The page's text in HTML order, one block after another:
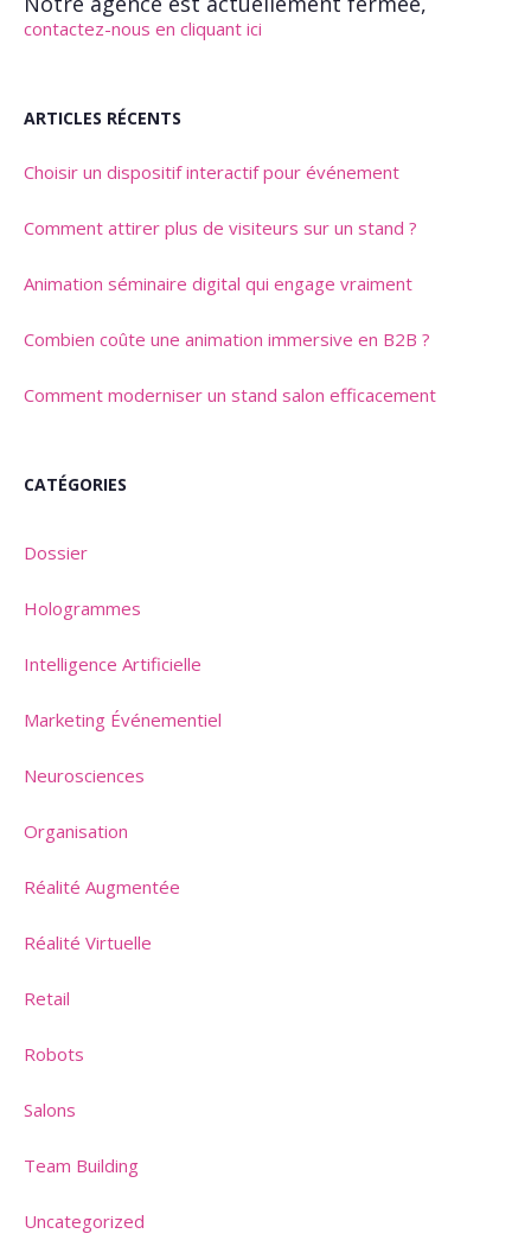
contactez-nous en cliquant ici
ARTICLES RÉCENTS
Choisir un dispositif interactif pour événement
Comment attirer plus de visiteurs sur un stand ?
Animation séminaire digital qui engage vraiment
Combien coûte une animation immersive en B2B ?
Comment moderniser un stand salon efficacement
CATÉGORIES
Dossier
Hologrammes
Intelligence Artificielle
Marketing Événementiel
Neurosciences
Organisation
Réalité Augmentée
Réalité Virtuelle
Retail
Robots
Salons
Team Building
Uncategorized